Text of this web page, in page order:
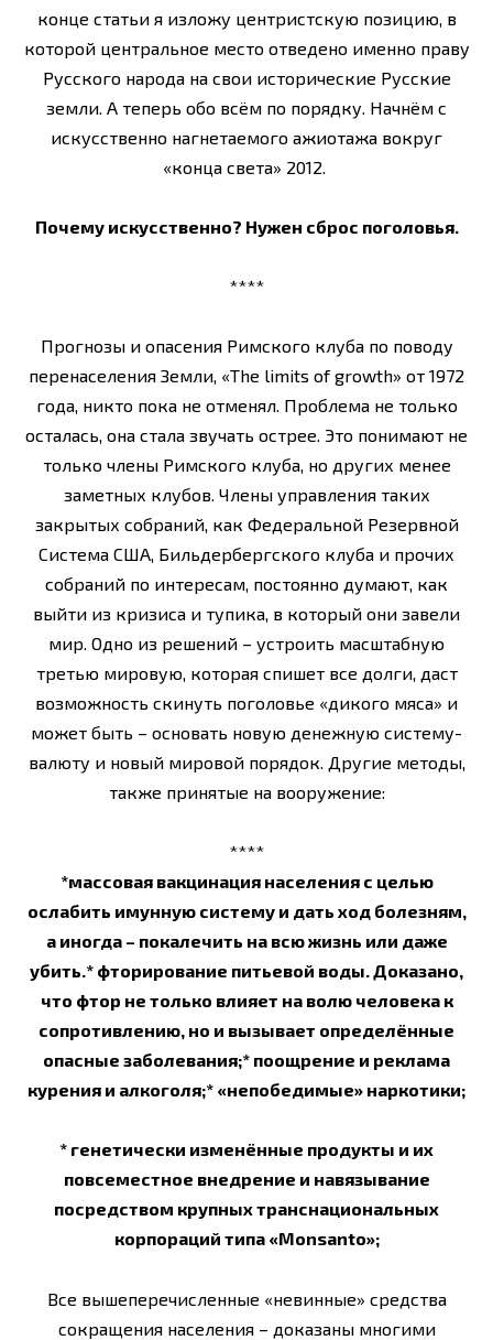
конце статьи я изложу центристскую позицию, в
которой центральное место отведено именно праву
Русского народа на свои исторические Русские
земли. А теперь обо всём по порядку. Начнём с
искусственно нагнетаемого ажиотажа вокруг
«конца света» 2012.
Почему искусственно? Нужен сброс поголовья.
****
Прогнозы и опасения Римского клуба по поводу
перенаселения Земли, «The limits of growth» от 1972
года, никто пока не отменял. Проблема не только
осталась, она стала звучать острее. Это понимают не
только члены Римского клуба, но других менее
заметных клубов. Члены управления таких
закрытых собраний, как Федеральной Резервной
Система США, Бильдербергского клуба и прочих
собраний по интересам, постоянно думают, как
выйти из кризиса и тупика, в который они завели
мир. Одно из решений – устроить масштабную
третью мировую, которая спишет все долги, даст
возможность скинуть поголовье «дикого мяса» и
может быть – основать новую денежную систему-
валюту и новый мировой порядок. Другие методы,
также принятые на вооружение:
****
*массовая вакцинация населения с целью
ослабить имунную систему и дать ход болезням,
а иногда – покалечить на всю жизнь или даже
убить.* фторирование питьевой воды. Доказано,
что фтор не только влияет на волю человека к
сопротивлению, но и вызывает определённые
опасные заболевания;* поощрение и реклама
курения и алкоголя;* «непобедимые» наркотики;
* генетически изменённые продукты и их
повсеместное внедрение и навязывание
посредством крупных транснациональных
корпораций типа «Monsanto»;
Все вышеперечисленные «невинные» средства
сокращения населения – доказаны многими